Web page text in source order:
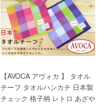
【AVOCA アヴォカ 】 タオル
チーフ タオルハンカチ 日本製
チェック 格子柄 レトロ あざや